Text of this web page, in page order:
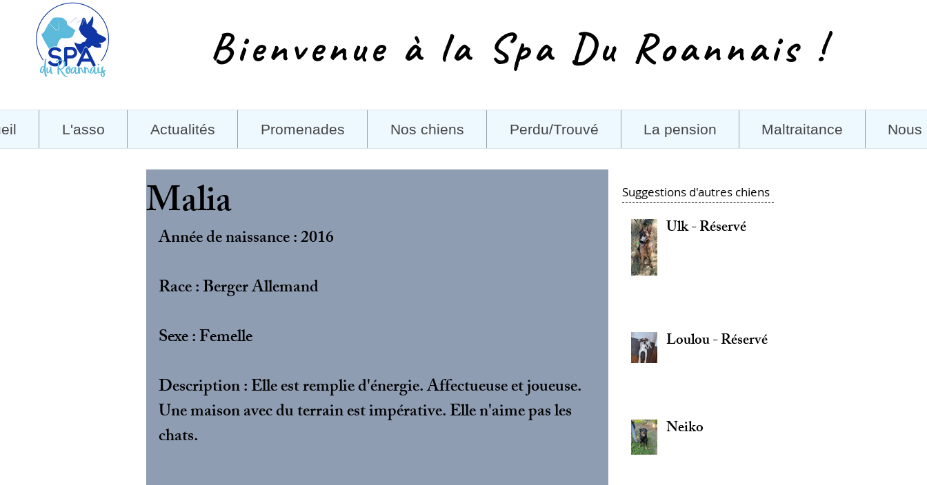
Bienvenue à la Spa Du Roannais !
L'asso Actualités Promenades Nos chiens Perdu/Trouvé La pension Maltraitance Nous
Malia
Année de naissance : 2016
Race : Berger Allemand
Sexe : Femelle
Description : Elle est remplie d'énergie. Affectueuse et joueuse.
Une maison avec du terrain est impérative. Elle n'aime pas les
chats.
Suggestions d'autres chiens
Ulk - Réservé
Loulou - Réservé
Neiko